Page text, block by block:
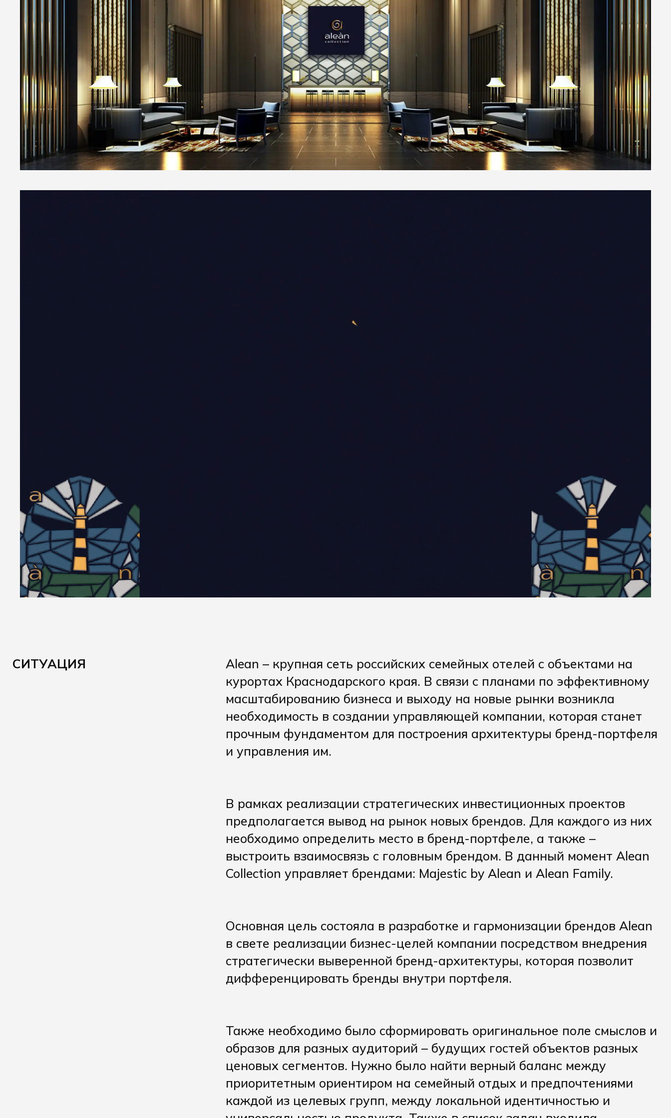
СИТУАЦИЯ
Alean – крупная сеть российских семейных отелей с объектами на
курортах Краснодарского края. В связи с планами по эффективному
масштабированию бизнеса и выходу на новые рынки возникла
необходимость в создании управляющей компании, которая станет
прочным фундаментом для построения архитектуры бренд-портфеля
и управления им.
В рамках реализации стратегических инвестиционных проектов
предполагается вывод на рынок новых брендов. Для каждого из них
необходимо определить место в бренд-портфеле, а также –
выстроить взаимосвязь с головным брендом. В данный момент Alean
Collection управляет брендами: Majestic by Alean и Alean Family.
Основная цель состояла в разработке и гармонизации брендов Alean
в свете реализации бизнес-целей компании посредством внедрения
стратегически выверенной бренд-архитектуры, которая позволит
дифференцировать бренды внутри портфеля.
Также необходимо было сформировать оригинальное поле смыслов и
образов для разных аудиторий – будущих гостей объектов разных
ценовых сегментов. Нужно было найти верный баланс между
приоритетным ориентиром на семейный отдых и предпочтениями
каждой из целевых групп, между локальной идентичностью и